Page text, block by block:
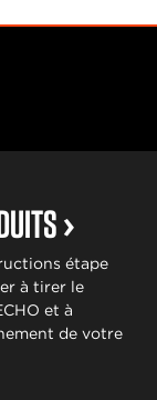
étape
à tirer le
et à
de votre